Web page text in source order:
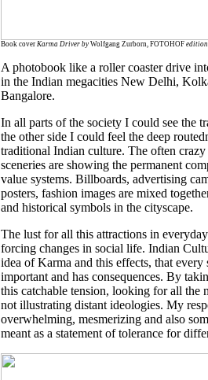
Book cover Karma Driver by Wolfgang Zurborn, FOTOHOF
A photobook like a roller coaster drive
in the Indian megacities New Delhi,
Bangalore.
In all parts of the society I could see the
the other side I could feel the deep
traditional Indian culture. The often
sceneries are showing the permanent
value systems. Billboards, advertising
posters, fashion images are mixed
and historical symbols in the cityscape.
The lust for all this attractions in
forcing changes in social life. Indian
idea of Karma and this effects, that
important and has consequences. By
this catchable tension, looking for all the
not illustrating distant ideologies. My
overwhelming, mesmerizing and also
meant as a statement of tolerance for